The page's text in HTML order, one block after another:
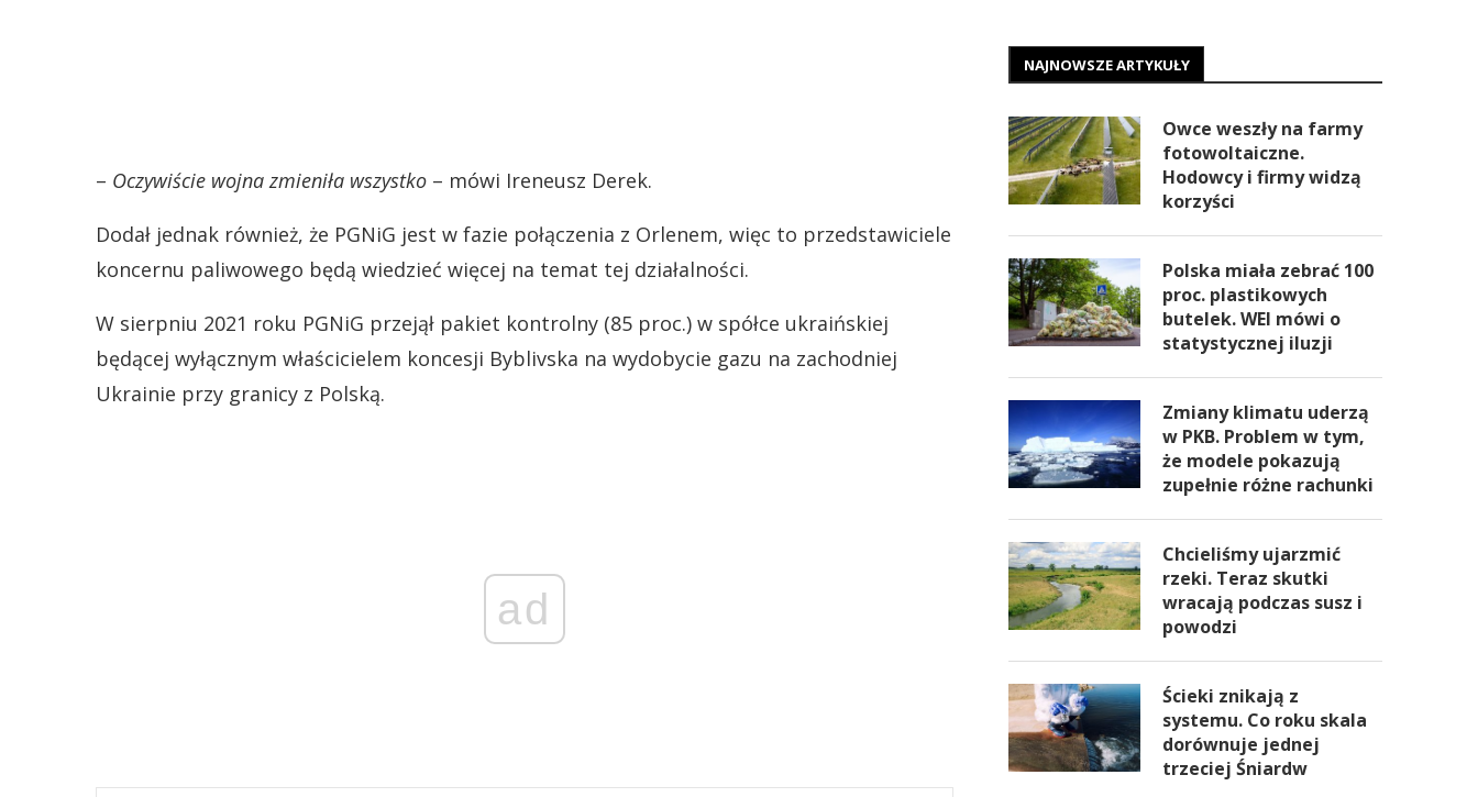
– Oczywiście wojna zmieniła wszystko – mówi Ireneusz Derek.
Dodał jednak również, że PGNiG jest w fazie połączenia z Orlenem, więc to przedstawiciele
koncernu paliwowego będą wiedzieć więcej na temat tej działalności.
W sierpniu 2021 roku PGNiG przejął pakiet kontrolny (85 proc.) w spółce ukraińskiej
będącej wyłącznym właścicielem koncesji Byblivska na wydobycie gazu na zachodniej
Ukrainie przy granicy z Polską.
ad
NAJNOWSZE ARTYKUŁY
Owce weszły na farmy
fotowoltaiczne.
Hodowcy i firmy widzą
korzyści
Polska miała zebrać 100
proc. plastikowych
butelek. WEI mówi o
statystycznej iluzji
Zmiany klimatu uderzą
w PKB. Problem w tym,
że modele pokazują
zupełnie różne rachunki
Chcieliśmy ujarzmić
rzeki. Teraz skutki
wracają podczas susz i
powodzi
Ścieki znikają z
systemu. Co roku skala
dorównuje jednej
trzeciej Śniardw